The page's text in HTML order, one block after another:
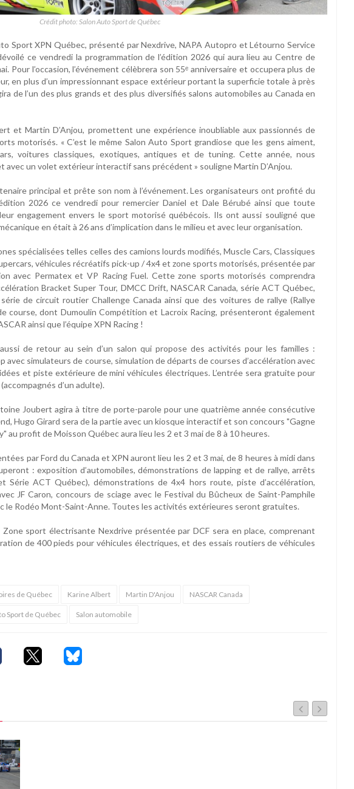
Crédit photo: Salon Auto Sport de Québec
Sport XPN Québec, présenté par Nexdrive, NAPA Autopro et Létourno Service
ce vendredi la programmation de l’édition 2026 qui aura lieu au Centre de
Pour l’occasion, l’événement célèbrera son 55ᵉ anniversaire et occupera plus de
en plus d’un impressionnant espace extérieur portant la superficie totale à près
de l’un des plus grands et des plus diversifiés salons automobiles au Canada en
et Martin D’Anjou, promettent une expérience inoubliable aux passionnés de
motorisés. « C’est le même Salon Auto Sport grandiose que les gens aiment,
voitures classiques, exotiques, antiques et de tuning. Cette année, nous
avec un volet extérieur interactif sans précédent » souligne Martin D’Anjou.
principal et prête son nom à l’événement. Les organisateurs ont profité du
2026 ce vendredi pour remercier Daniel et Dale Bérubé ainsi que toute
engagement envers le sport motorisé québécois. Ils ont aussi souligné que
en était à 26 ans d’implication dans le milieu et avec leur organisation.
spécialisées telles celles des camions lourds modifiés, Muscle Cars, Classiques
véhicules récréatifs pick-up / 4x4 et zone sports motorisés, présentée par
avec Permatex et VP Racing Fuel. Cette zone sports motorisés comprendra
Bracket Super Tour, DMCC Drift, NASCAR Canada, série ACT Québec,
de circuit routier Challenge Canada ainsi que des voitures de rallye (Rallye
course, dont Dumoulin Compétition et Lacroix Racing, présenteront également
ainsi que l’équipe XPN Racing !
de retour au sein d’un salon qui propose des activités pour les familles :
simulateurs de course, simulation de départs de courses d’accélération avec
et piste extérieure de mini véhicules électriques. L’entrée sera gratuite pour
d’un adulte).
Joubert agira à titre de porte-parole pour une quatrième année consécutive
Hugo Girard sera de la partie avec un kiosque interactif et son concours "Gagne
au profit de Moisson Québec aura lieu les 2 et 3 mai de 8 à 10 heures.
par Ford du Canada et XPN auront lieu les 2 et 3 mai, de 8 heures à midi dans
: exposition d’automobiles, démonstrations de lapping et de rallye, arrêts
Série ACT Québec), démonstrations de 4x4 hors route, piste d’accélération,
JF Caron, concours de sciage avec le Festival du Bûcheux de Saint-Pamphile
le Rodéo Mont-Saint-Anne. Toutes les activités extérieures seront gratuites.
Zone sport électrisante Nexdrive présentée par DCF sera en place, comprenant
de 400 pieds pour véhicules électriques, et des essais routiers de véhicules
de Québec Karine Albert Martin D'Anjou NASCAR Canada
Sport de Québec Salon automobile